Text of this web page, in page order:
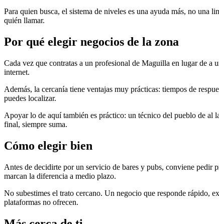
Para quien busca, el sistema de niveles es una ayuda más, no una
quién llamar.
Por qué elegir negocios de la zona
Cada vez que contratas a un profesional de Maguilla en lugar de a
internet.
Además, la cercanía tiene ventajas muy prácticas: tiempos de
puedes localizar.
Apoyar lo de aquí también es práctico: un técnico del pueblo de al
final, siempre suma.
Cómo elegir bien
Antes de decidirte por un servicio de bares y pubs, conviene pedir
marcan la diferencia a medio plazo.
No subestimes el trato cercano. Un negocio que responde rápido,
plataformas no ofrecen.